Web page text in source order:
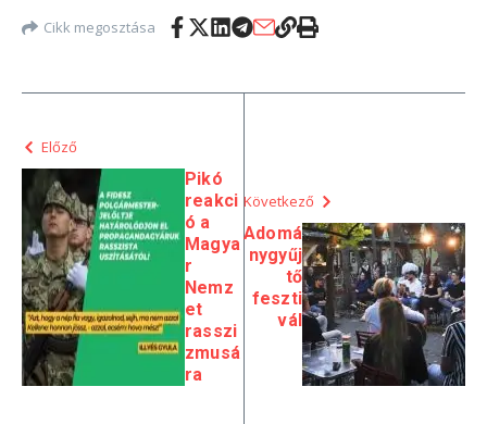
Cikk megosztása
Előző
Pikó
reakci
ó a
Magya
r
Nemz
et
rasszi
zmusá
ra
Következő
Adomá
nygyűj
tő
feszti
vál